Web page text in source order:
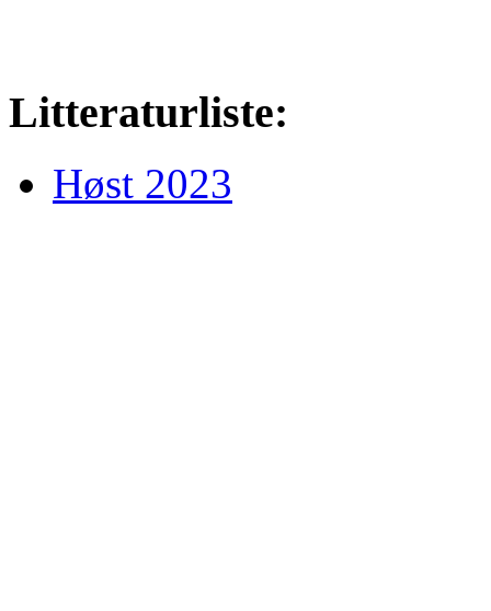
Litteraturliste:
Høst 2023